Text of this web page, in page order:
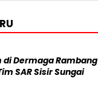
di Dermaga Rambang
SAR Sisir Sungai